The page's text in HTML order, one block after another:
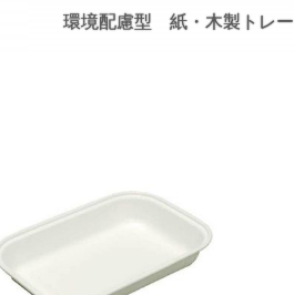
環境配慮型 紙・木製トレー